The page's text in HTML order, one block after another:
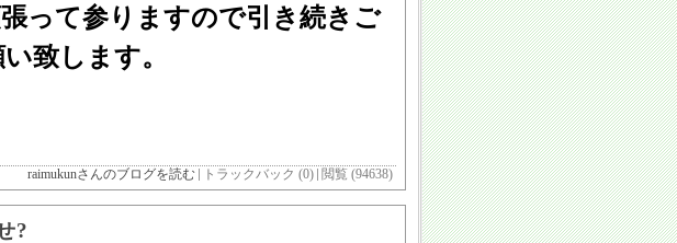
って参りますので引き続きご
致します。
raimukunさんのブログを読む トラックバック (0) 閲覧 (94638)
?